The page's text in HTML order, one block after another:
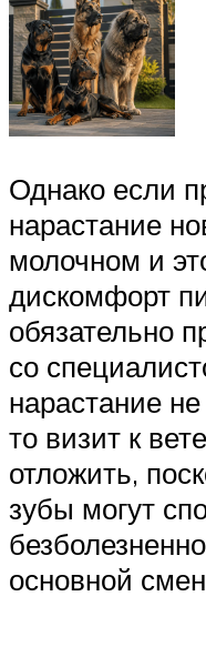
Однако если
нарастание
молочном и
дискомфорт
обязательно
со
нарастание
то визит к
отложить,
зубы могут
основной